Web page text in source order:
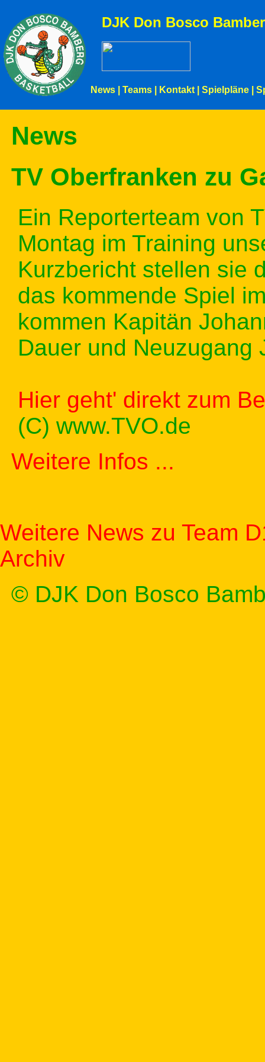
DJK Don Bosco
News Teams Kontakt Spielpläne
News
TV Oberfranken zu
Ein Reporterteam von
Montag im Training
Kurzbericht stellen sie
das kommende Spiel
kommen Kapitän
Dauer und Neuzugang
Hier geht' direkt zum
(C) www.TVO.de
Weitere Infos ...
Weitere News zu Team
Archiv
© DJK Don Bosco